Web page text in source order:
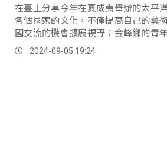
在臺上分享今年在夏威夷舉辦的太平
各個國家的文化，不僅提高自己的藝
國交流的機會擴展視野；金峰鄉的青
理青年論壇，透過這次的寶貴經驗，
展。2024-09-05 19:24